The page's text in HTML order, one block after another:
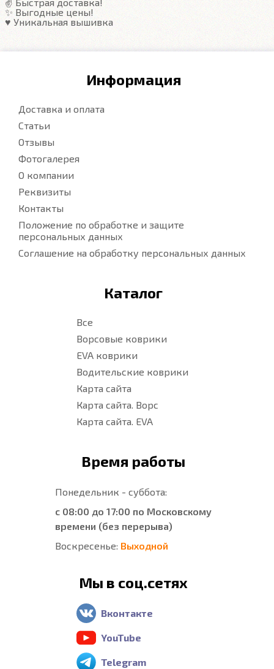
✨ Выгодные цены!
♥️ Уникальная вышивка
Информация
Доставка и оплата
Статьи
Отзывы
Фотогалерея
О компании
Реквизиты
Контакты
Положение по обработке и защите
персональных данных
Соглашение на обработку персональных данных
Каталог
Все
Ворсовые коврики
EVA коврики
Водительские коврики
Карта сайта
Карта сайта. Ворс
Карта сайта. EVA
Время работы
Понедельник - суббота:
с 08:00 до 17:00 по Московскому
времени (без перерыва)
Воскресенье: Выходной
Мы в соц.сетях
Вконтакте
YouTube
Telegram